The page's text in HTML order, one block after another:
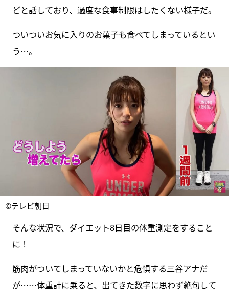
どと話しており、過度な食事制限はしたくない様子だ。
ついついお気に入りのお菓子も食べてしまっているとい
う…。
©テレビ朝日
そんな状況で、ダイエット8日目の体重測定をすること
に！
筋肉がついてしまっていないかと危惧する三谷アナだ
が……体重計に乗ると、出てきた数字に思わず絶句して